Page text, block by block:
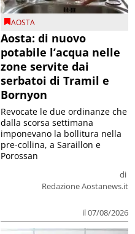
AOSTA
Aosta: di nuovo
potabile l’acqua nelle
zone servite dai
serbatoi di Tramil e
Bornyon
di
Redazione Aostanews.it
il 07/08/2026
Revocate le due ordinanze che
dalla scorsa settimana
imponevano la bollitura nella
pre-collina, a Saraillon e
Porossan